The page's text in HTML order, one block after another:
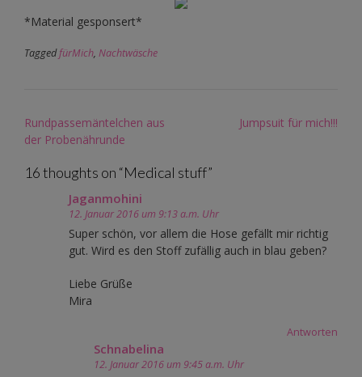
*Material gesponsert*
TaggedfürMich, Nachtwäsche
Post
navigation
Rundpassemäntelchen aus
der Probenährunde
Jumpsuit für mich!!!
16 thoughts on “Medical stuff”
Jaganmohini
12. Januar 2016 um 9:13 a.m. Uhr
Super schön, vor allem die Hose gefällt mir richtig
gut. Wird es den Stoff zufällig auch in blau geben?
Liebe Grüße
Mira
Antworten
Schnabelina
12. Januar 2016 um 9:45 a.m. Uhr